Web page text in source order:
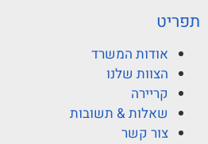
תפריט
אודות המשרד
הצוות שלנו
קריירה
שאלות & תשובות
צור קשר